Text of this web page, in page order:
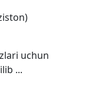
uchun
...